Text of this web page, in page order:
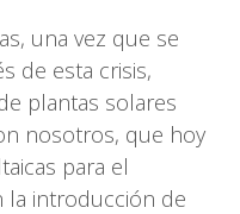
una vez que se
de esta crisis,
plantas solares
nosotros, que hoy
para el
la introducción de